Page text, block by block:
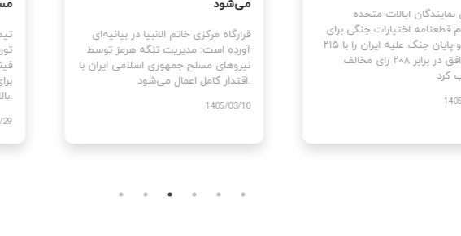
مجلس نمایندگان ایالات متحده
سرانجام قطعنامه اختیارات جنگی برای
توقف و پایان جنگ علیه ایران را با ۲۱۵
رای موافق در برابر ۲۰۸ رای مخالف
قرارگاه مرکزی خاتم الانبیا در
آورده است: مدیریت تنگه هرمز
نیروهای مسلح جمهوری اسلامی
اقتدار کامل اعمال می‌شود.